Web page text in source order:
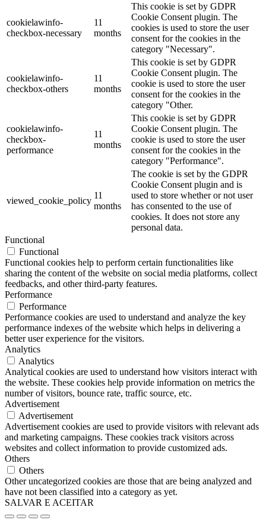
cookielawinfo-
checkbox-necessary
11
months
This cookie is set by GDPR
Cookie Consent plugin. The
cookies is used to store the user
consent for the cookies in the
category "Necessary".
cookielawinfo-
checkbox-others
11
months
This cookie is set by GDPR
Cookie Consent plugin. The
cookie is used to store the user
consent for the cookies in the
category "Other.
cookielawinfo-
checkbox-
performance
11
months
This cookie is set by GDPR
Cookie Consent plugin. The
cookie is used to store the user
consent for the cookies in the
category "Performance".
viewed_cookie_policy
11
months
The cookie is set by the GDPR
Cookie Consent plugin and is
used to store whether or not user
has consented to the use of
cookies. It does not store any
personal data.
Functional
Functional
Functional cookies help to perform certain functionalities like
sharing the content of the website on social media platforms, collect
feedbacks, and other third-party features.
Performance
Performance
Performance cookies are used to understand and analyze the key
performance indexes of the website which helps in delivering a
better user experience for the visitors.
Analytics
Analytics
Analytical cookies are used to understand how visitors interact with
the website. These cookies help provide information on metrics the
number of visitors, bounce rate, traffic source, etc.
Advertisement
Advertisement
Advertisement cookies are used to provide visitors with relevant ads
and marketing campaigns. These cookies track visitors across
websites and collect information to provide customized ads.
Others
Others
Other uncategorized cookies are those that are being analyzed and
have not been classified into a category as yet.
SALVAR E ACEITAR